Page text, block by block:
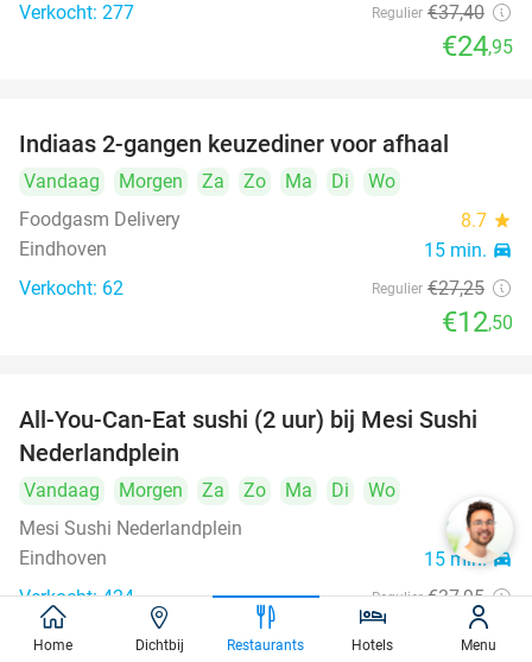
Verkocht: 277 Regulier €37,40
€24,95
Indiaas 2-gangen keuzediner voor afhaal
Vandaag Morgen Za Zo Ma Di
Wo
Foodgasm Delivery
8.7 star
Eindhoven 15 min. directions_car
Verkocht: 62 Regulier €27,25
€12,50
21%
All-You-Can-Eat sushi (2 uur) bij Mesi Sushi
Nederlandplein
Vandaag Morgen Za Zo Ma Di
Wo
Mesi Sushi Nederlandplein
9.7star
Eindhoven 15 min.directions_car
Verkocht: 424 Regulier €37,95
€29
Home Dichtbij Restaurants Hotels Menu